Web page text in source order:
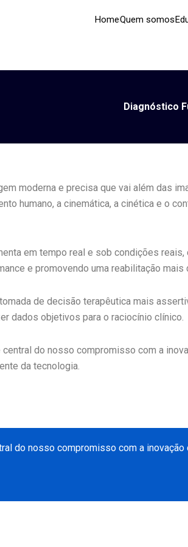
HomeQuem somos
Diagnóstico
moderna e precisa que vai além das
humano, a cinemática, a cinética e o
em tempo real e sob condições
e promovendo uma reabilitação mais
de decisão terapêutica mais
dados objetivos para o raciocínio clínico.
central do nosso compromisso com a
da tecnologia.
do nosso compromisso com a